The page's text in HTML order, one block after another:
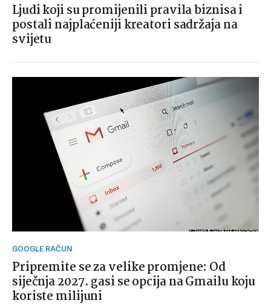
Ljudi koji su promijenili pravila biznisa i
postali najplaćeniji kreatori sadržaja na
svijetu
GOOGLE RAČUN
Pripremite se za velike promjene: Od
siječnja 2027. gasi se opcija na Gmailu koju
koriste milijuni